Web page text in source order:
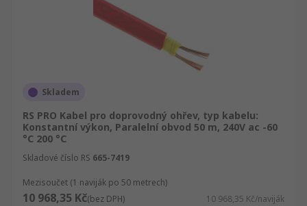
Skladem
RS PRO Kabel pro doprovodný ohřev, typ kabelu:
Konstantní výkon, Paralelní obvod 50 m, 240V ac -60
°C 200 °C
Skladové číslo RS 665-7419
Mezisoučet (1 naviják po 50 metrech)
10 968,35 Kč(bez DPH) 10 968,35 Kč/naviják